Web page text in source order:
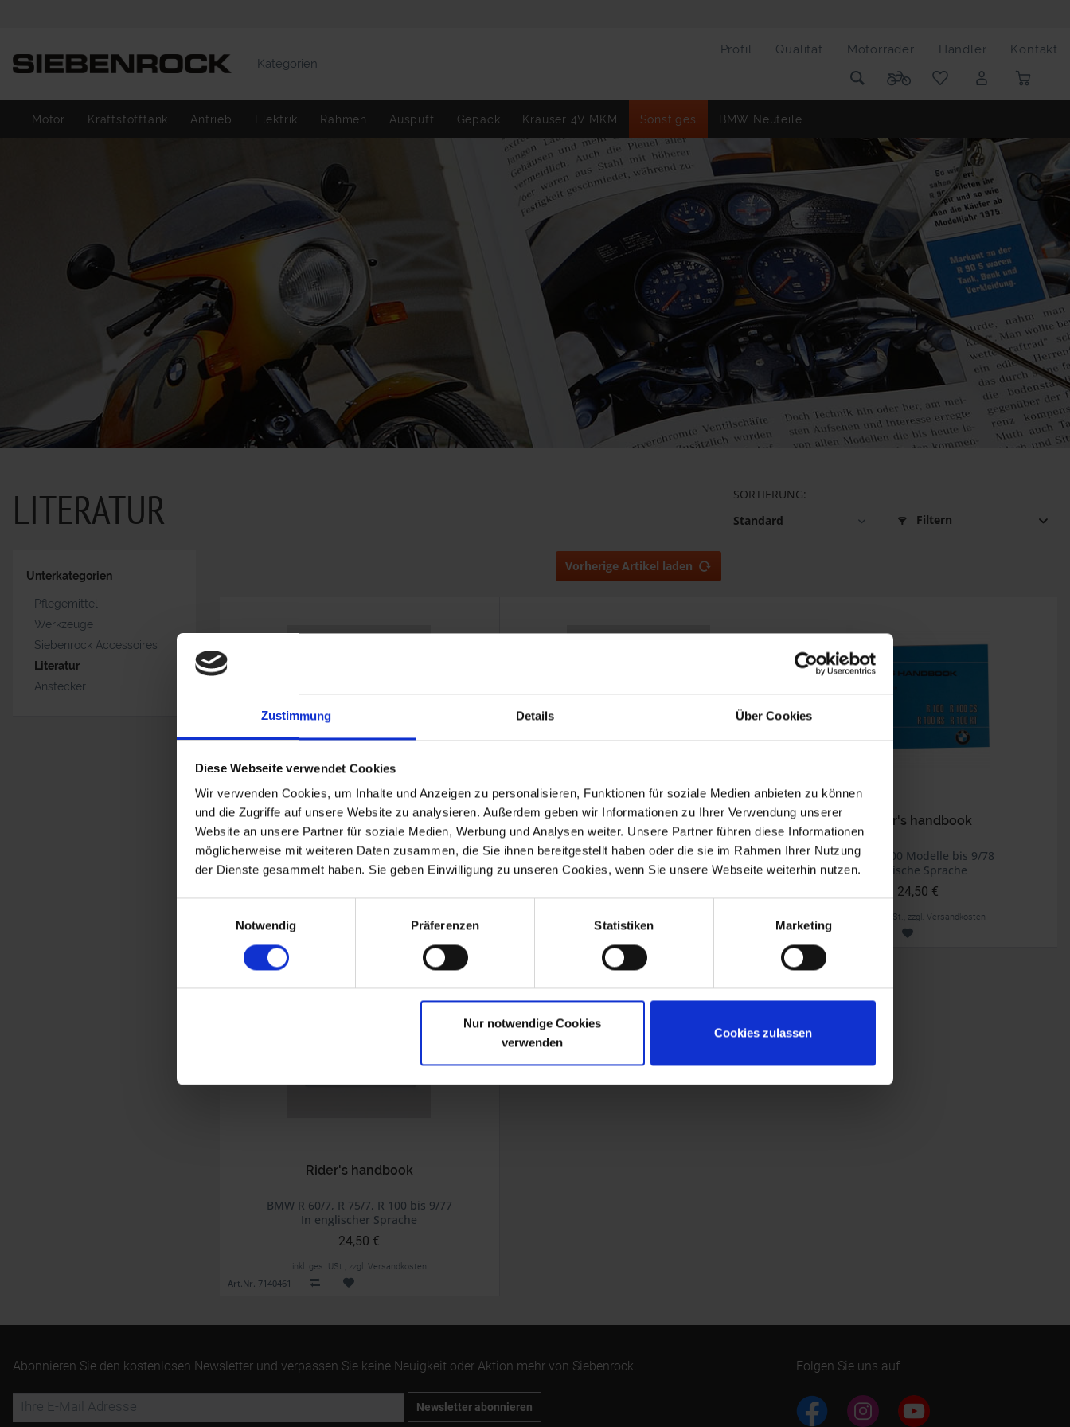
Zustimmung Details Über Cookies
Diese Webseite verwendet Cookies
Wir verwenden Cookies, um Inhalte und Anzeigen zu personalisieren, Funktionen für soziale Medien anbieten zu können
und die Zugriffe auf unsere Website zu analysieren. Außerdem geben wir Informationen zu Ihrer Verwendung unserer
Website an unsere Partner für soziale Medien, Werbung und Analysen weiter. Unsere Partner führen diese Informationen
möglicherweise mit weiteren Daten zusammen, die Sie ihnen bereitgestellt haben oder die sie im Rahmen Ihrer Nutzung
der Dienste gesammelt haben. Sie geben Einwilligung zu unseren Cookies, wenn Sie unsere Webseite weiterhin nutzen.
Notwendig
Präferenzen Statistiken Marketing
Nur notwendige Cookies
verwenden
Cookies zulassen
Kategorien
Profil Qualität Motorräder Händler Kontakt
Motor Kraftstofftank Antrieb Elektrik Rahmen Auspuff Gepäck Krauser 4V MKM Sonstiges BMW Neuteile
LITERATUR
Unterkategorien
Pflegemittel
Werkzeuge
Siebenrock Accessoires
Literatur
Anstecker
Filtern
SORTIERUNG:
Vorherige Artikel laden
Repair manual US
BMW R 45 und R 65
Englische Sprache
Art.Nr. 7798292
Rider's handbook
BMW R 80, R 100 Modelle von 9/78 bis 9/80
In englischer Sprache
Rider's handbook
BMW R 100 Modelle bis 9/78
Englische Sprache
24,50 €
inkl. ges. USt., zzgl. Versandkosten
Art.Nr. 7140013
Rider's handbook
BMW R 60/7, R 75/7, R 100 bis 9/77
In englischer Sprache
24,50 €
inkl. ges. USt., zzgl. Versandkosten
Art.Nr. 7140461
Abonnieren Sie den kostenlosen Newsletter und verpassen Sie keine Neuigkeit oder Aktion mehr von Siebenrock.
Newsletter abonnieren
Folgen Sie uns auf